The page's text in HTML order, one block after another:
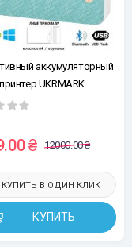
аккумуляторный
UKRMARK
печати на
₴ 12000.00 ₴
КУПИТЬ
КУПИТЬ В ОДИН КЛИК